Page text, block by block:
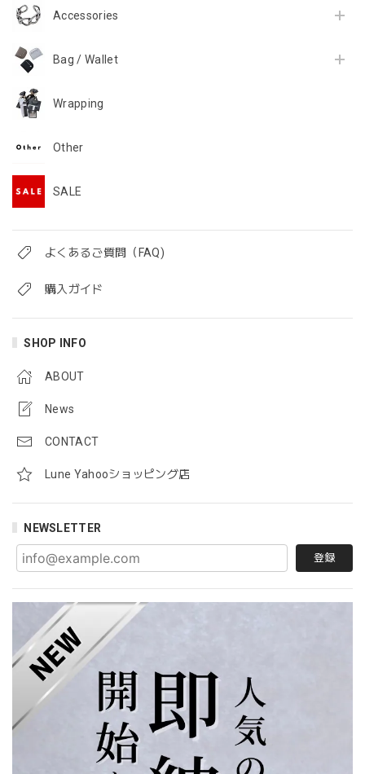
Accessories
Bag / Wallet
Wrapping
Other
SALE
よくあるご質問（FAQ)
購入ガイド
SHOP INFO
ABOUT
News
CONTACT
Lune Yahooショッピング店
NEWSLETTER
登録